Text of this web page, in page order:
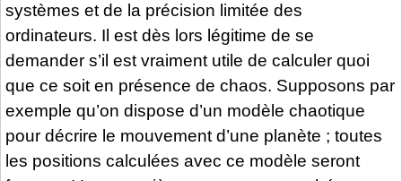
systèmes et de la précision limitée des
ordinateurs. Il est dès lors légitime de se
demander s’il est vraiment utile de calculer quoi
que ce soit en présence de chaos. Supposons par
exemple qu’on dispose d’un modèle chaotique
pour décrire le mouvement d’une planète ; toutes
les positions calculées avec ce modèle seront